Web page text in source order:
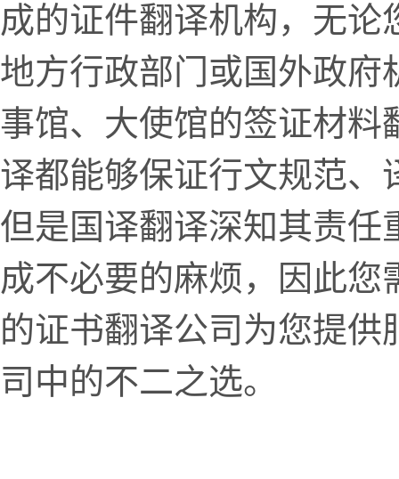
成的证件翻译机构，无
地方行政部门或国外政府
事馆、大使馆的签证材
译都能够保证行文规范、
但是国译翻译深知其责任
成不必要的麻烦，因此
的证书翻译公司为您提
司中的不二之选。